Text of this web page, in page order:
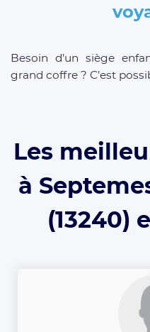
Besoin d’un siège
grand coffre ? C’est
Les
à
(13240)